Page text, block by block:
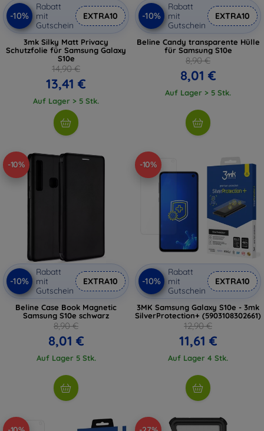
-10%
Rabatt
mit
Gutschein
EXTRA10
3mk Silky Matt Privacy
Schutzfolie für Samsung Galaxy
S10e
14,90 €
13,41 €
Auf Lager > 5 Stk.
-10%
Rabatt
mit
Gutschein
EXTRA10
Beline Candy transparente Hülle
für Samsung S10e
8,90 €
8,01 €
Auf Lager > 5 Stk.
-10%
-10%
Rabatt
mit
Gutschein
EXTRA10
Beline Case Book Magnetic
Samsung S10e schwarz
8,90 €
8,01 €
Auf Lager 5 Stk.
-10%
-10%
Rabatt
mit
Gutschein
EXTRA10
3MK Samsung Galaxy S10e - 3mk
SilverProtection+ (5903108302661)
12,90 €
11,61 €
Auf Lager 4 Stk.